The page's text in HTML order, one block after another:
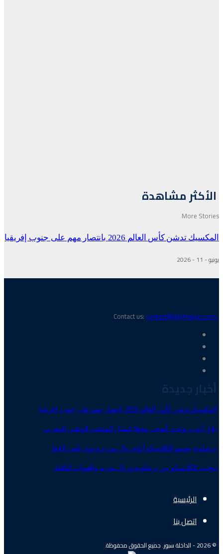
الأكثر مشاهدة
More Stories
المكسيك تدشن كأس العالم 2026 بانتصار مهم على جنوب إفريقيا
يونيو - 11 - 2026
Contact us:contact@dakhlaplus.com
أخبار جديدة
المكسيك تدشن كأس العالم 2026 بانتصار مهم على جنوب إفريقيا
بلاغ..أيوب بوعدي أضحى مؤهلا لتمثيل المنتخب الوطني المغربي
برشلونة يحسم الكلاسيكو أمام ريال مدريد ويتوج بلقب الليغا.
توقيت الكلاسيكو بين برشلونة وريال مدريد والقنوات الناقلة
الرئيسية
اتصل بنا
© 2026 - الداخلة سبور. جميع الحقوق محفوظة.